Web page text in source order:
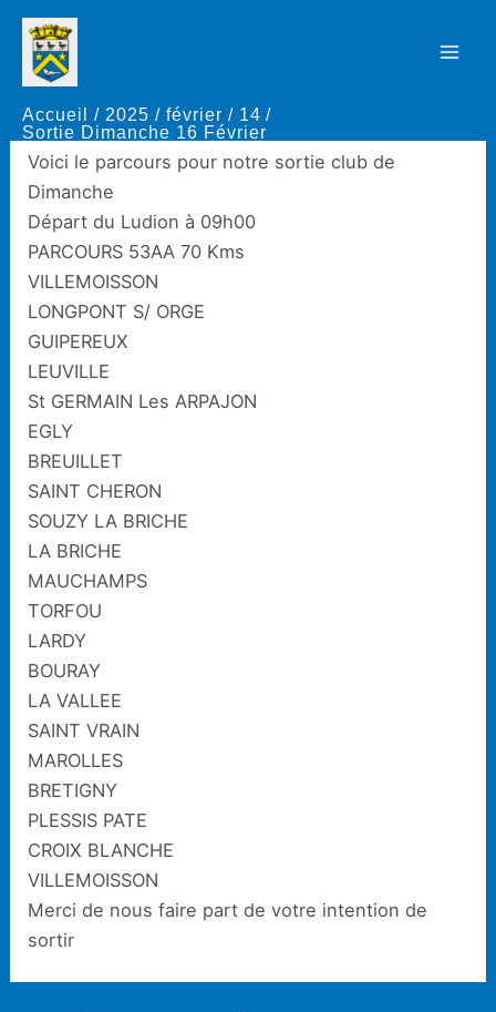
Aller
contenu
Accueil 2025 février
14
Sortie Dimanche 16 Février
Sortie Dimanche 16 Février
ParThierry Rapaud / 14 février 2025
Voici le parcours pour notre sortie club de
Dimanche
Départ du Ludion à 09h00
PARCOURS 53AA 70 Kms
VILLEMOISSON
LONGPONT S/ ORGE
GUIPEREUX
LEUVILLE
St GERMAIN Les ARPAJON
EGLY
BREUILLET
SAINT CHERON
SOUZY LA BRICHE
LA BRICHE
MAUCHAMPS
TORFOU
LARDY
BOURAY
LA VALLEE
SAINT VRAIN
MAROLLES
BRETIGNY
PLESSIS PATE
CROIX BLANCHE
VILLEMOISSON
Merci de nous faire part de votre intention de
sortir